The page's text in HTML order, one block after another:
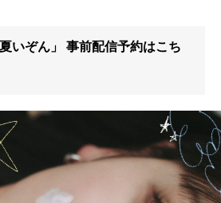
いぞん」 事前配信予約はこち